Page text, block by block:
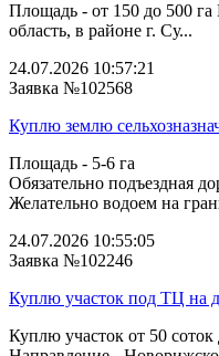
Площадь - от 150 до 500
область, в районе г. Су...
24.07.2026 10:57:21
Заявка №102568
Куплю землю
Площадь - 5-6 га
Обязательно подъездная
Желательно водоем на
24.07.2026 10:55:05
Заявка №102246
Куплю участок под ТЦ на
Куплю участок от 50